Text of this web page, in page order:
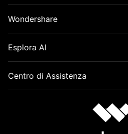
Wondershare
Esplora AI
Centro di Assistenza